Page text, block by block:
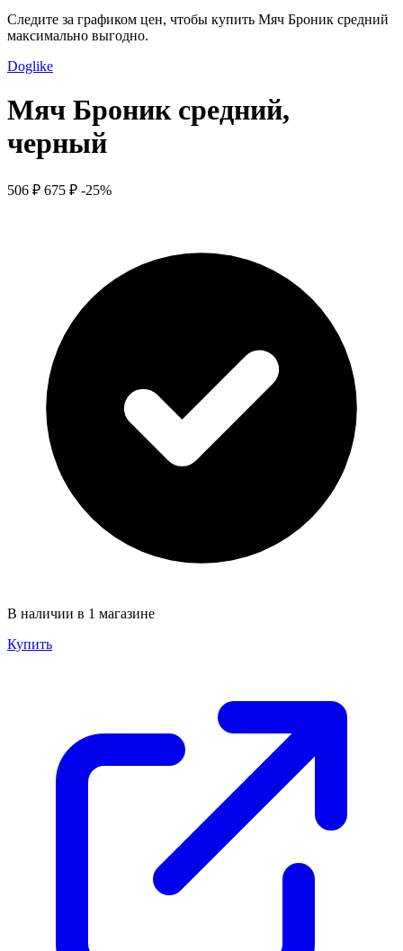
Следите за графиком цен, чтобы купить Мяч Броник средний
максимально выгодно.
Doglike
Мяч Броник средний,
черный
506 ₽ 675 ₽ -25%
В наличии в 1 магазине
Купить